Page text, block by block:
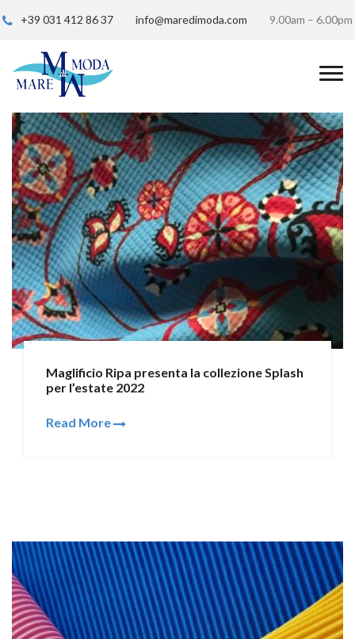
+39 031 412 86 37 info@maredimoda.com 9.00am – 6.00pm
Maglificio Ripa presenta la collezione Splash
per l’estate 2022
Read More